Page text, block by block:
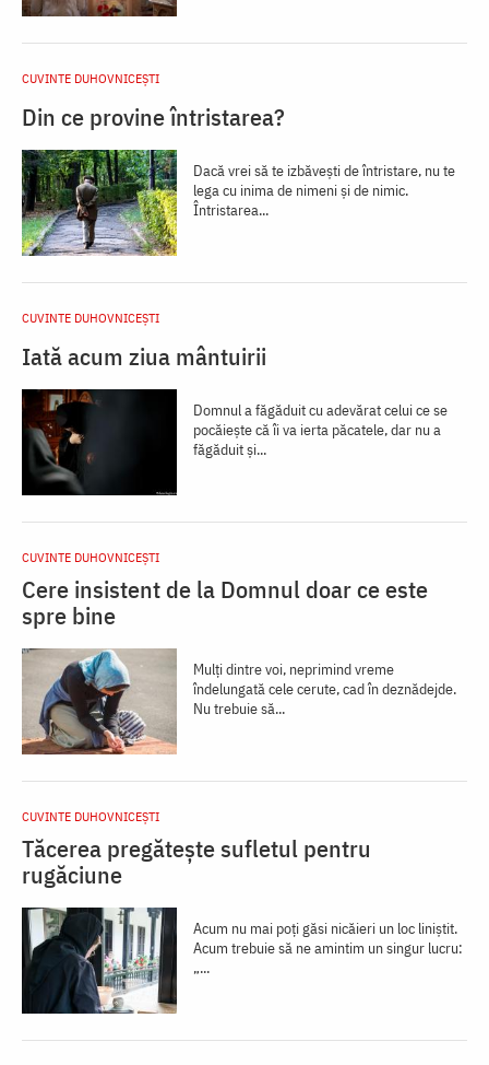
CUVINTE DUHOVNICEȘTI
Din ce provine întristarea?
Dacă vrei să te izbăvești de întristare, nu te
lega cu inima de nimeni și de nimic.
Întristarea...
CUVINTE DUHOVNICEȘTI
Iată acum ziua mântuirii
Domnul a făgăduit cu adevărat celui ce se
pocăieşte că îi va ierta păcatele, dar nu a
făgăduit şi...
CUVINTE DUHOVNICEȘTI
Cere insistent de la Domnul doar ce este
spre bine
Mulţi dintre voi, neprimind vreme
îndelungată cele cerute, cad în deznădejde.
Nu trebuie să...
CUVINTE DUHOVNICEȘTI
Tăcerea pregătește sufletul pentru
rugăciune
Acum nu mai poți găsi nicăieri un loc liniștit.
Acum trebuie să ne amintim un singur lucru:
„...